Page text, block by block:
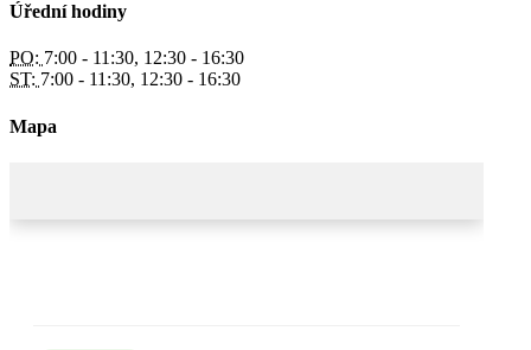
Úřední hodiny
PO: 7:00 - 11:30, 12:30 - 16:30
ST: 7:00 - 11:30, 12:30 - 16:30
Mapa